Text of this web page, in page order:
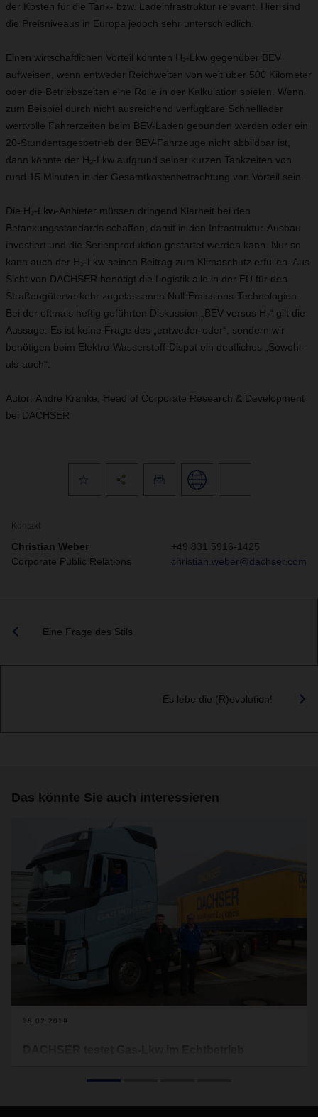
der Kosten für die Tank- bzw. Ladeinfrastruktur relevant. Hier sind
die Preisniveaus in Europa jedoch sehr unterschiedlich.
Einen wirtschaftlichen Vorteil könnten H₂-Lkw gegenüber BEV
aufweisen, wenn entweder Reichweiten von weit über 500 Kilometer
oder die Betriebszeiten eine Rolle in der Kalkulation spielen. Wenn
zum Beispiel durch nicht ausreichend verfügbare Schnelllader
wertvolle Fahrerzeiten beim BEV-Laden gebunden werden oder ein
20-Stundentagesbetrieb der BEV-Fahrzeuge nicht abbildbar ist,
dann könnte der H₂-Lkw aufgrund seiner kurzen Tankzeiten von
rund 15 Minuten in der Gesamtkostenbetrachtung von Vorteil sein.
Die H₂-Lkw-Anbieter müssen dringend Klarheit bei den
Betankungsstandards schaffen, damit in den Infrastruktur-Ausbau
investiert und die Serienproduktion gestartet werden kann. Nur so
kann auch der H₂-Lkw seinen Beitrag zum Klimaschutz erfüllen. Aus
Sicht von DACHSER benötigt die Logistik alle in der EU für den
Straßengüterverkehr zugelassenen Null-Emissions-Technologien.
Bei der oftmals heftig geführten Diskussion „BEV versus H₂“ gilt die
Aussage: Es ist keine Frage des „entweder-oder“, sondern wir
benötigen beim Elektro-Wasserstoff-Disput ein deutliches „Sowohl-
als-auch“.
Autor: Andre Kranke, Head of Corporate Research & Development
bei DACHSER
Kontakt
Christian Weber
Corporate Public Relations
+49 831 5916-1425
christian.weber@dachser.com
Eine Frage des Stils
Es lebe die (R)evolution!
Das könnte Sie auch interessieren
28.02.2019